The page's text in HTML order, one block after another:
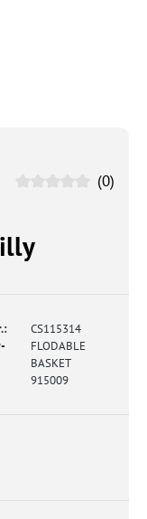
(0)
CS115314
FLODABLE
BASKET
915009